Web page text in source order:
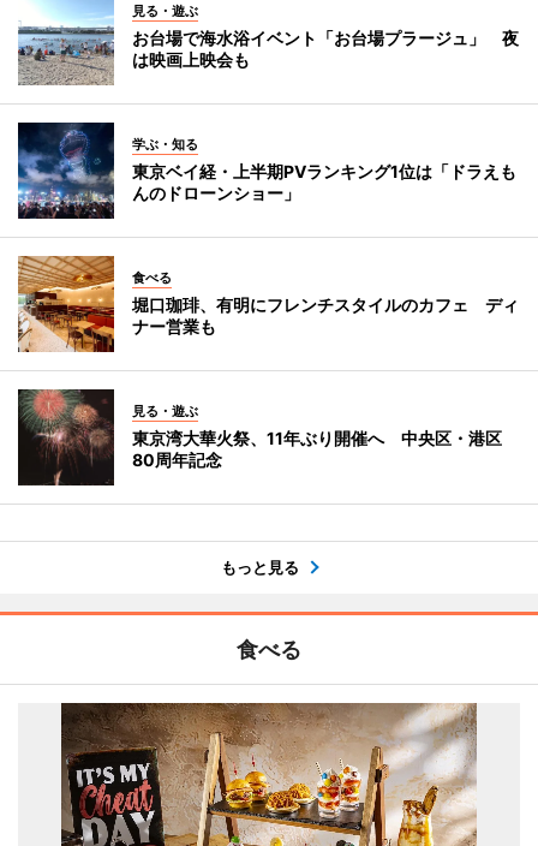
見る・遊ぶ
お台場で海水浴イベント「お台場プラージュ」 夜
は映画上映会も
学ぶ・知る
東京ベイ経・上半期PVランキング1位は「ドラえも
んのドローンショー」
食べる
堀口珈琲、有明にフレンチスタイルのカフェ ディ
ナー営業も
見る・遊ぶ
東京湾大華火祭、11年ぶり開催へ 中央区・港区
80周年記念
もっと見る
食べる